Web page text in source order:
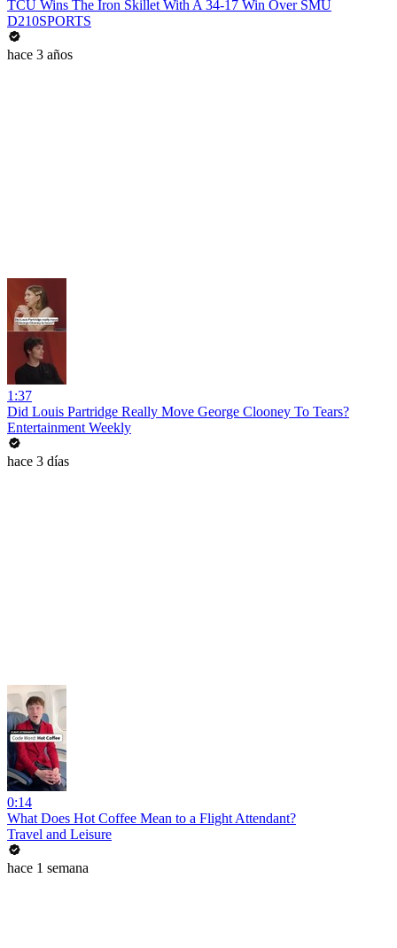
TCU Wins The Iron Skillet With A 34-17 Win Over SMU
D210SPORTS
hace 3 años
1:37
Did Louis Partridge Really Move George Clooney To Tears?
Entertainment Weekly
hace 3 días
0:14
What Does Hot Coffee Mean to a Flight Attendant?
Travel and Leisure
hace 1 semana